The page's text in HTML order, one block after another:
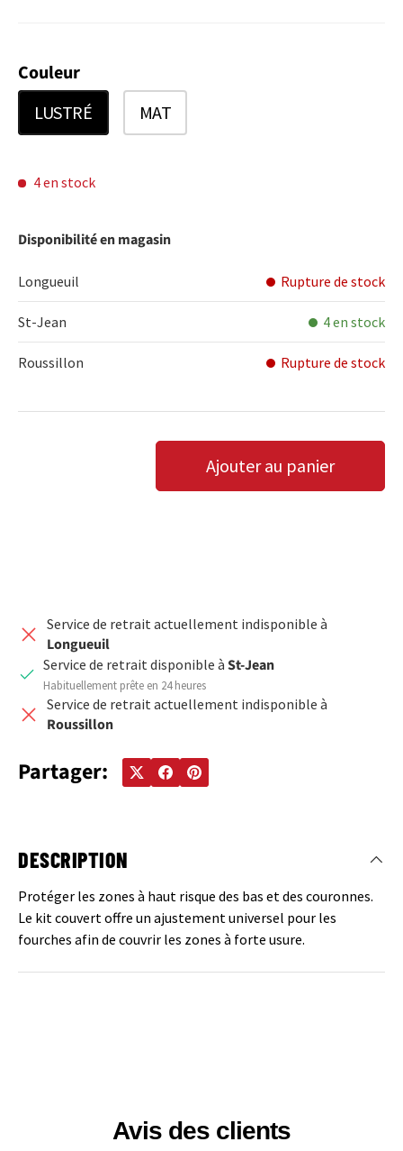
Couleur
LUSTRÉ MAT
4 en stock
Disponibilité en magasin
Longueuil Rupture de stock
St-Jean 4 en stock
Roussillon Rupture de stock
DIMINUER LA QUANTITÉ
AUGMENTER LA QUANTITÉ
Ajouter au panier
Service de retrait actuellement indisponible à
Longueuil
Service de retrait disponible à St-Jean
Habituellement prête en 24 heures
Service de retrait actuellement indisponible à
Roussillon
Partager:
DESCRIPTION
Protéger les zones à haut risque des bas et des couronnes.
Le kit couvert offre un ajustement universel pour les
fourches afin de couvrir les zones à forte usure.
Avis des clients